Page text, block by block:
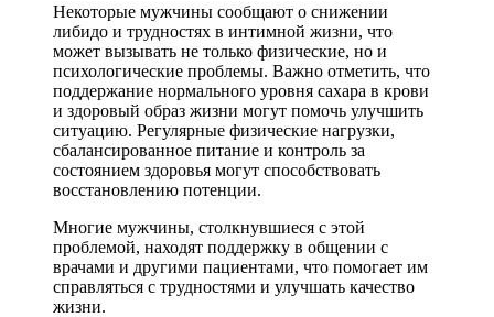
Некоторые мужчины сообщают о снижении
либидо и трудностях в интимной жизни, что
может вызывать не только физические, но и
психологические проблемы. Важно отметить, что
поддержание нормального уровня сахара в крови
и здоровый образ жизни могут помочь улучшить
ситуацию. Регулярные физические нагрузки,
сбалансированное питание и контроль за
состоянием здоровья могут способствовать
восстановлению потенции.
Многие мужчины, столкнувшиеся с этой
проблемой, находят поддержку в общении с
врачами и другими пациентами, что помогает им
справляться с трудностями и улучшать качество
жизни.